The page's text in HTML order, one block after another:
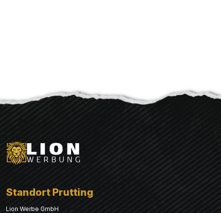
Standort Prutting
Lion Werbe GmbH